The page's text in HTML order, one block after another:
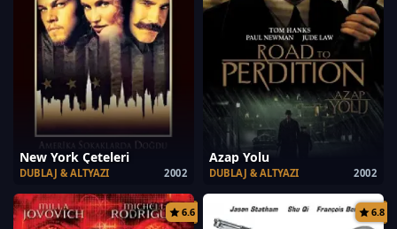
New York Çeteleri
2002
DUBLAJ & ALTYAZI
Azap Yolu
2002
DUBLAJ & ALTYAZI
6.6 6.8